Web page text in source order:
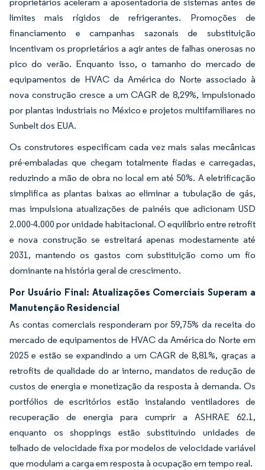
limites mais rígidos de refrigerantes. Promoções de
financiamento e campanhas sazonais de substituição
incentivam os proprietários a agir antes de falhas onerosas no
pico do verão. Enquanto isso, o tamanho do mercado de
equipamentos de HVAC da América do Norte associado à
nova construção cresce a um CAGR de 8,29%, impulsionado
por plantas industriais no México e projetos multifamiliares no
Sunbelt dos EUA.
Os construtores especificam cada vez mais salas mecânicas
pré-embaladas que chegam totalmente fiadas e carregadas,
reduzindo a mão de obra no local em até 50%. A eletrificação
simplifica as plantas baixas ao eliminar a tubulação de gás,
mas impulsiona atualizações de painéis que adicionam USD
2.000-4.000 por unidade habitacional. O equilíbrio entre retrofit
e nova construção se estreitará apenas modestamente até
2031, mantendo os gastos com substituição como um fio
dominante na história geral de crescimento.
Por Usuário Final: Atualizações Comerciais Superam a
Manutenção Residencial
As contas comerciais responderam por 59,75% da receita do
mercado de equipamentos de HVAC da América do Norte em
2025 e estão se expandindo a um CAGR de 8,81%, graças a
retrofits de qualidade do ar interno, mandatos de redução de
custos de energia e monetização da resposta à demanda. Os
portfólios de escritórios estão instalando ventiladores de
recuperação de energia para cumprir a ASHRAE 62.1,
enquanto os shoppings estão substituindo unidades de
telhado de velocidade fixa por modelos de velocidade variável
que modulam a carga em resposta à ocupação em tempo real.